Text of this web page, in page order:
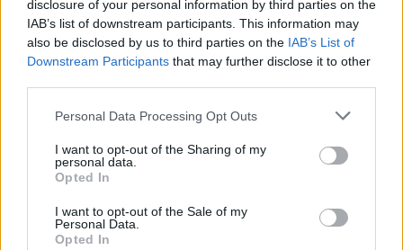
disclosure of your personal information by third parties on the
IAB’s list of downstream participants. This information may
also be disclosed by us to third parties on the IAB’s List of
Downstream Participants that may further disclose it to other
Personal Data Processing Opt Outs
I want to opt-out of the Sharing of my
personal data.
Opted In
I want to opt-out of the Sale of my
Personal Data.
Opted In
00:00:30
Vaizdai iš tragiškos avarijos Vilniaus r.: dviejų moterų ir
vaiko gyvybių išgelbėti nepavyko
Žinios | Lietuvos diena
00:00:57
Savaitės vidurys nusimato karštas: temperatūra kils iki
32 laipsnių šilumos
Žinios | Orai
V. Zalužno pasisakymą laiko bandymu įsitvirtinti